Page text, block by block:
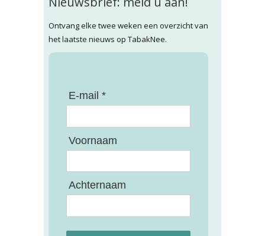
Ontvang elke twee weken een overzicht van
het laatste nieuws op TabakNee.
E-mail *
Voornaam
Achternaam